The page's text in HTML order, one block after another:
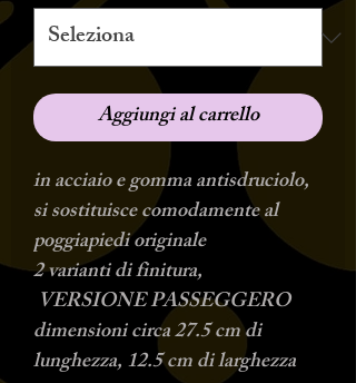
Aggiungi al carrello
in acciaio e gomma antisdruciolo,
si sostituisce comodamente al
poggiapiedi originale
2 varianti di finitura,
VERSIONE PASSEGGERO
dimensioni circa 27.5 cm di
lunghezza, 12.5 cm di larghezza